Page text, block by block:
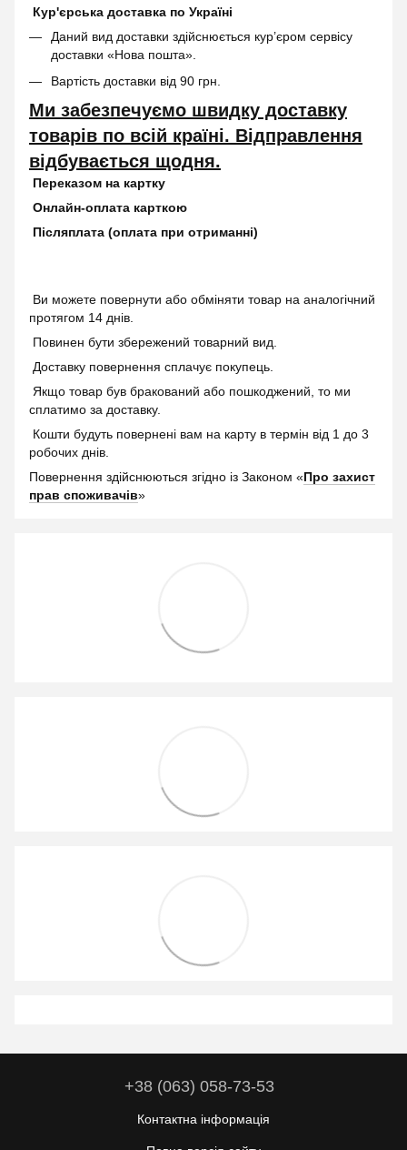
Кур'єрська доставка по Україні
Даний вид доставки здійснюється кур’єром сервісу
доставки «Нова пошта».
Вартість доставки від 90 грн.
Ми забезпечуємо швидку доставку
товарів по всій країні. Відправлення
відбувається щодня.
Переказом на картку
Онлайн-оплата карткою
Післяплата (оплата при отриманні)
Ви можете повернути або обміняти товар на аналогічний
протягом 14 днів.
Повинен бути збережений товарний вид.
Доставку повернення сплачує покупець.
Якщо товар був бракований або пошкоджений, то ми
сплатимо за доставку.
Кошти будуть повернені вам на карту в термін від 1 до 3
робочих днів.
Повернення здійснюються згідно із Законом «Про захист
прав споживачів»
+38 (063) 058-73-53
Контактна інформація